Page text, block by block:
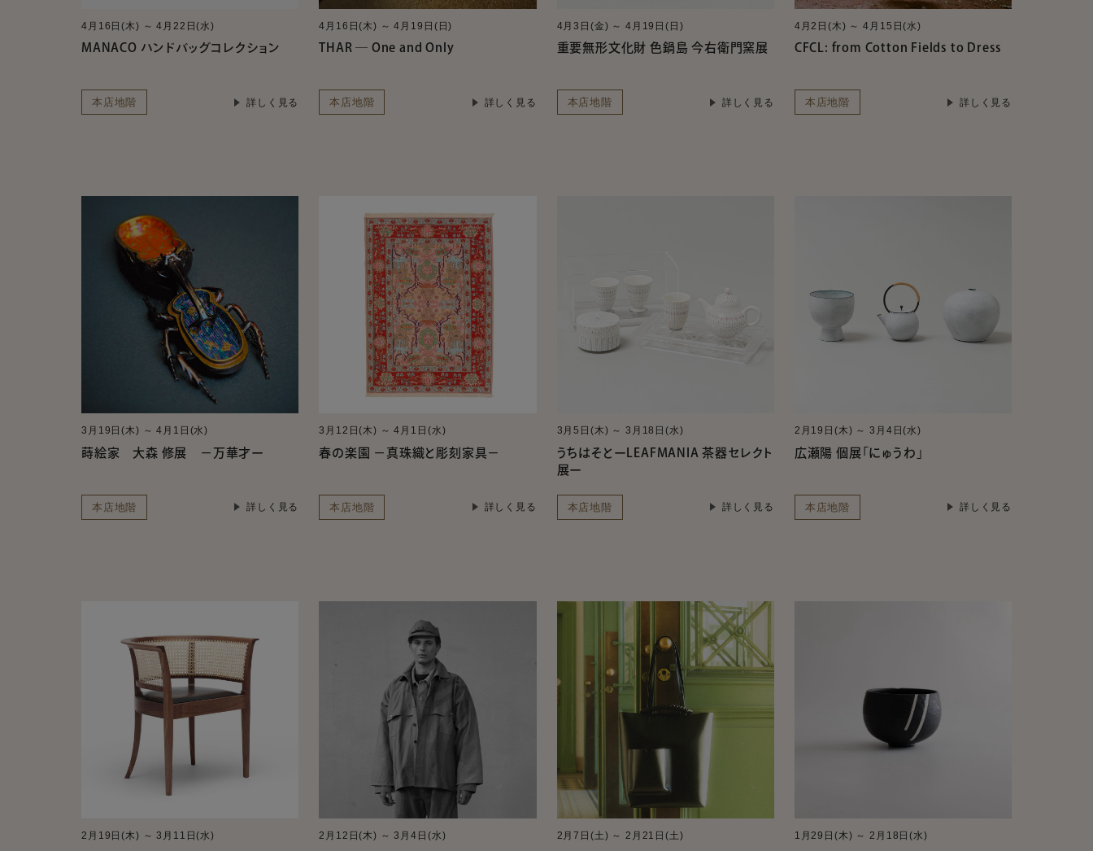
MANACO ハンドバッグコレクション
4月16日(木) ～ 4月22日(水)
本店地階 詳しく見る
THAR ― One and Only
4月16日(木) ～ 4月19日(日)
本店地階 詳しく見る
重要無形文化財 色鍋島 今右衛門窯展
4月3日(金) ～ 4月19日(日)
本店地階 詳しく見る
CFCL: from Cotton Fields to Dress
4月2日(木) ～ 4月15日(水)
本店地階 詳しく見る
蒔絵家 大森 修展 －万華才ー
3月19日(木) ～ 4月1日(水)
本店地階 詳しく見る
春の楽園 －真珠織と彫刻家具－
3月12日(木) ～ 4月1日(水)
本店地階 詳しく見る
うちはそとーLEAFMANIA 茶器セレクト
展ー
3月5日(木) ～ 3月18日(水)
本店地階 詳しく見る
広瀬陽 個展「にゅうわ」
2月19日(木) ～ 3月4日(水)
本店地階 詳しく見る
2月19日(木) ～ 3月11日(水) 2月12日(木) ～ 3月4日(水) 2月7日(土) ～ 2月21日(土) 1月29日(木) ～ 2月18日(水)